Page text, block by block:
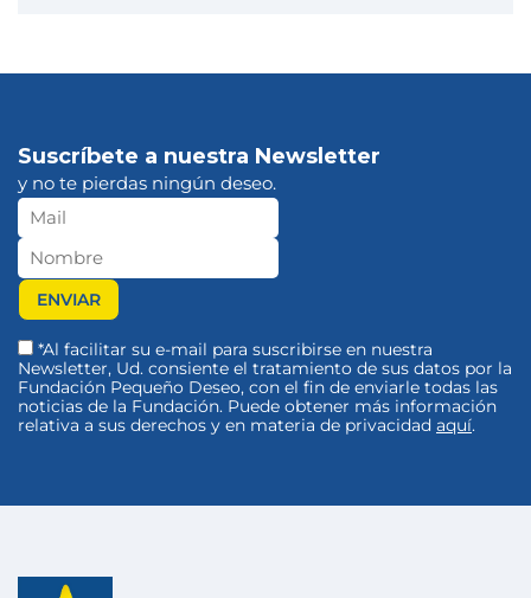
Suscríbete a nuestra Newsletter
y no te pierdas ningún deseo.
*Al facilitar su e-mail para suscribirse en nuestra
Newsletter, Ud. consiente el tratamiento de sus datos por la
Fundación Pequeño Deseo, con el fin de enviarle todas las
noticias de la Fundación. Puede obtener más información
relativa a sus derechos y en materia de privacidad aquí.